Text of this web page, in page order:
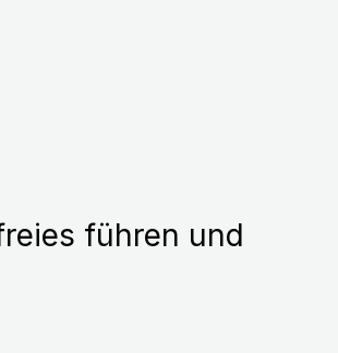
führen und